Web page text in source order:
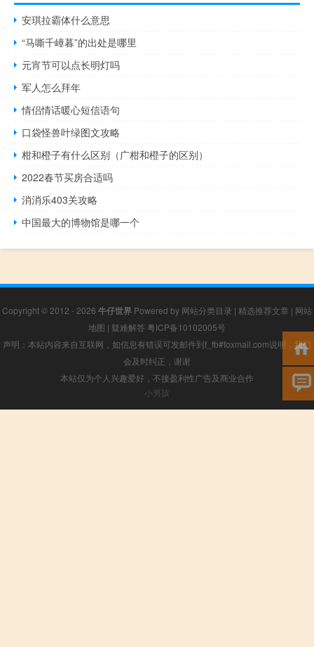
安琪拉霸体什么意思
“马嘶千嶂暮”的出处是哪里
元宵节可以点长明灯吗
军人怎么拜年
情侣情话暖心短信语句
口袋怪兽叶绿图文攻略
柑和橙子有什么区别（广柑和橙子的区别）
2022春节买房合适吗
消消乐403关攻略
中国最大的博物馆是哪一个
Copyright © 2012 - 2026 牛仔世界 Powered by 网站分类目录 | 精选推荐文章 | 网站
地图 | 疑难解答 粤ICP备10102005号
声明：本站内容来自互联网，如信息有错误可发邮件到f_fb#foxmail.com说明，我们
会及时纠正，谢谢
本站仅为个人兴趣爱好，不接盈利性广告及商业合作
小男孩